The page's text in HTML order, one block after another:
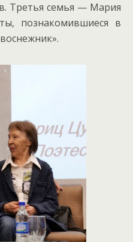
Третья семья — Мария
познакомившиеся в